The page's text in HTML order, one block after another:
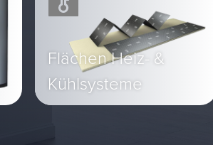
Flächen Heiz- &
Kühlsysteme